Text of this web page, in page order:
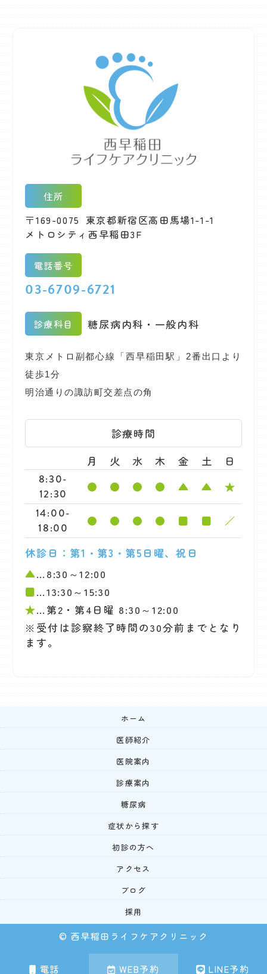
電話 WEB予約 LINE予約
住所
〒169-0075 東京都新宿区高田馬場1-1-1
メトロシティ西早稲田3F
電話番号
03-6709-6721
診療科目 糖尿病内科・一般内科
東京メトロ副都心線「西早稲田駅」2番出口より
徒歩1分
明治通りの諏訪町交差点の角
診療時間
月
火 水 木 金 土 日
8:30-
12:30
● ● ● ● ▲ ▲ ★
14:00-
18:00
● ● ● ● ■ ■ ／
休診日：第1・第3・第5日曜、祝日
▲…8:30～12:00
■…13:30～15:30
★…第2・第4日曜 8:30～12:00
※受付は診察終了時間の30分前までとなり
ます。
ホーム
医師紹介
医院案内
診療案内
糖尿病
症状から探す
初診の方へ
アクセス
ブログ
採用
© 西早稲田ライフケアクリニック